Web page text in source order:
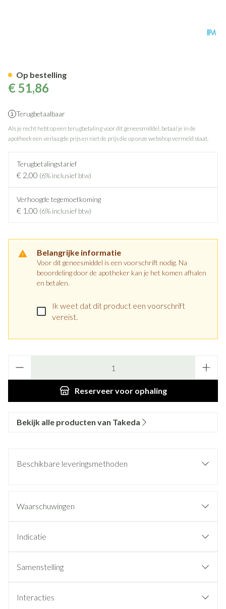
€ 51,86
Terugbetaalbaar
Als je recht hebt op een terugbetaling voor dit geneesmiddel, betaal je in de
apotheek een verlaagde prijs en niet de prijs die op onze webshop vermeld staat.
Terugbetalingstarief
€ 2,00 (6% inclusief btw)
Verhoogde tegemoetkoming
€ 1,00 (6% inclusief btw)
Belangrijke informatie
Voor dit geneesmiddel is een voorschrift nodig. Na
beoordeling door de apotheker kan je het komen afhalen
en betalen.
Ik weet dat dit product een voorschrift
vereist.
Reserveervoor ophaling
Op bestelling
Bekijk alle producten van Takeda
Beschikbare leveringsmethoden
Waarschuwingen
Indicatie
Samenstelling
Interacties